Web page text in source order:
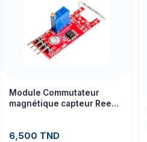
Module Commutateur
magnétique capteur Reed
6,500 TND